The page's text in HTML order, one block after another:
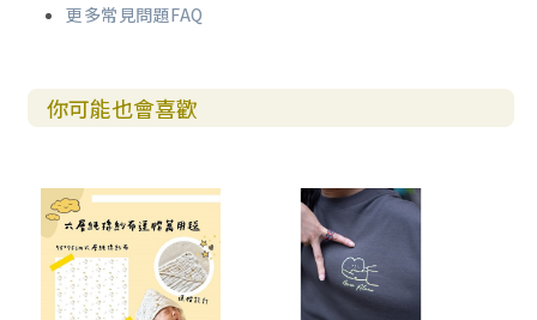
更多常見問題FAQ
你可能也會喜歡